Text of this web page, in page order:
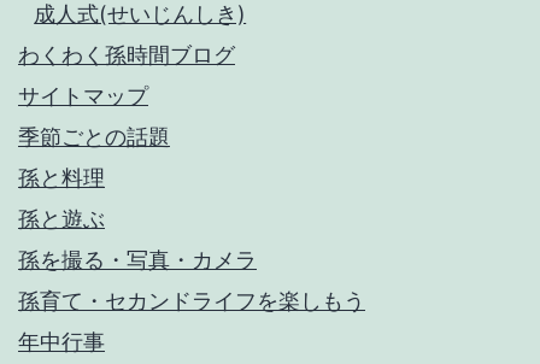
成人式(せいじんしき)
わくわく孫時間ブログ
サイトマップ
季節ごとの話題
孫と料理
孫と遊ぶ
孫を撮る・写真・カメラ
孫育て・セカンドライフを楽しもう
年中行事